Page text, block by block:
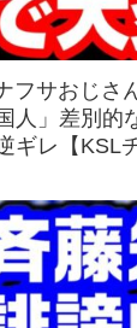
フサおじさ
人」差別的
レ【KSL